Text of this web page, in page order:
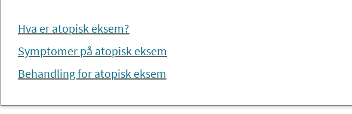
Hva er atopisk eksem?
Symptomer på atopisk eksem
Behandling for atopisk eksem